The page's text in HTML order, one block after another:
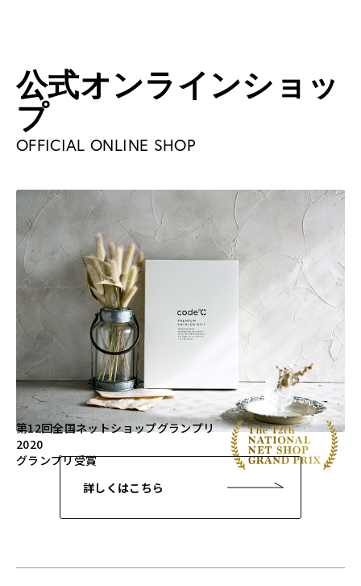
公式オンラインショッ
プ
OFFICIAL ONLINE SHOP
第12回全国ネットショップグランプリ
2020
グランプリ受賞
詳しくはこちら